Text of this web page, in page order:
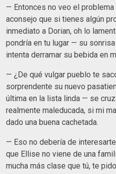
— Entonces no veo el
aconsejo que si tienes algún
inmediato a Dorian, oh lo
pondría en tu lugar — su
intenta derramar su bebida en
— ¿De qué vulgar pueblo te
sorprendente su nuevo
última en la lista linda — se
realmente maleducada, si mi
dado una buena cachetada.
— Eso no debería de
que Ellise no viene de una
mucha más clase que tú, te